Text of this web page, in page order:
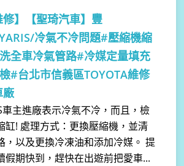
】
【聖琦汽車】豐
冷氣不冷問題#壓縮機縮
全車冷氣管路#冷媒定量填充
#台北市信義區TOYOTA維修
廠
車主進廠表示冷氣不冷，而且，檢
缸! 處理方式：更換壓縮機，並清
，以及更換冷凍油和添加冷媒。 提
假期快到，趕快在出遊前把愛車...